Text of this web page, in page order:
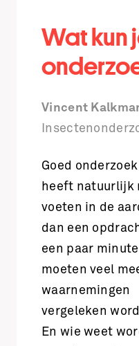
Wat kun
Vincent
Goed
heeft natuurlijk
voeten in de
dan een
een paar
moeten veel
waarnemingen
vergeleken
En wie weet